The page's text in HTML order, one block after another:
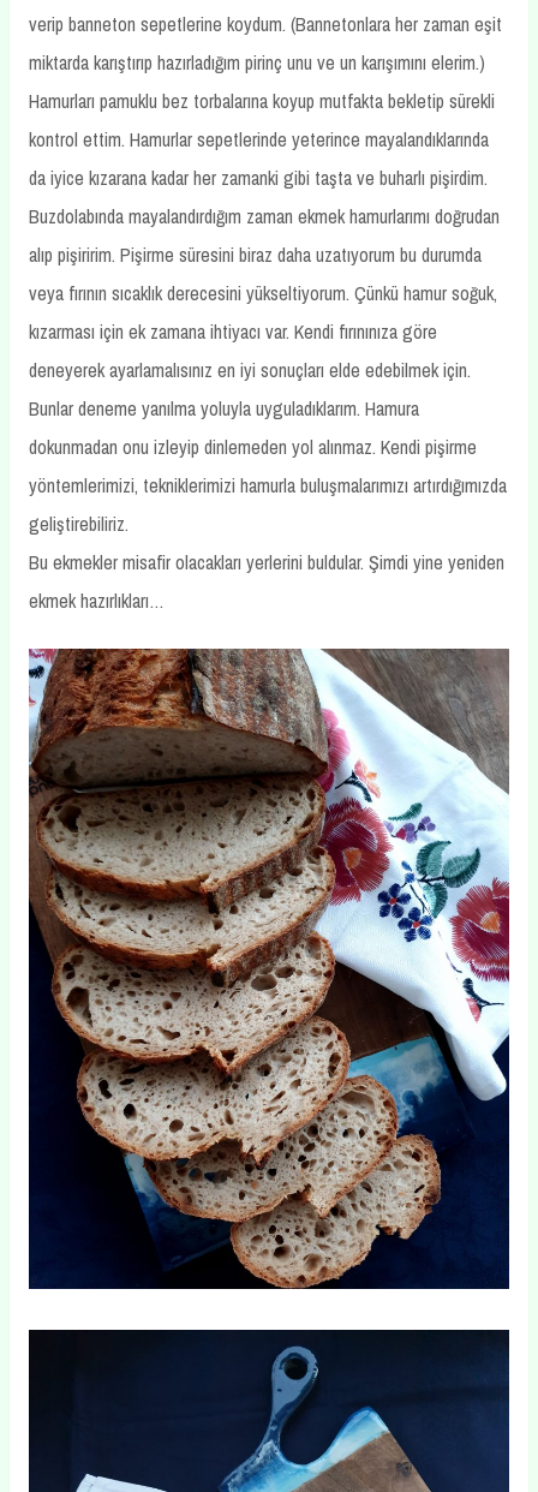
verip banneton sepetlerine koydum. (Bannetonlara her zaman eşit
miktarda karıştırıp hazırladığım pirinç unu ve un karışımını elerim.)
Hamurları pamuklu bez torbalarına koyup mutfakta bekletip sürekli
kontrol ettim. Hamurlar sepetlerinde yeterince mayalandıklarında
da iyice kızarana kadar her zamanki gibi taşta ve buharlı pişirdim.
Buzdolabında mayalandırdığım zaman ekmek hamurlarımı doğrudan
alıp pişiririm. Pişirme süresini biraz daha uzatıyorum bu durumda
veya fırının sıcaklık derecesini yükseltiyorum. Çünkü hamur soğuk,
kızarması için ek zamana ihtiyacı var. Kendi fırınınıza göre
deneyerek ayarlamalısınız en iyi sonuçları elde edebilmek için.
Bunlar deneme yanılma yoluyla uyguladıklarım. Hamura
dokunmadan onu izleyip dinlemeden yol alınmaz. Kendi pişirme
yöntemlerimizi, tekniklerimizi hamurla buluşmalarımızı artırdığımızda
geliştirebiliriz.
Bu ekmekler misafir olacakları yerlerini buldular. Şimdi yine yeniden
ekmek hazırlıkları…